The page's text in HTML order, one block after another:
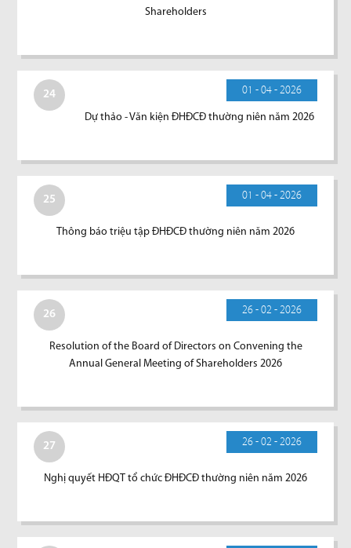
Shareholders
24 01 - 04 - 2026
Dự thảo - Văn kiện ĐHĐCĐ thường niên năm 2026
25 01 - 04 - 2026
Thông báo triệu tập ĐHĐCĐ thường niên năm 2026
26 26 - 02 - 2026
Resolution of the Board of Directors on Convening the
Annual General Meeting of Shareholders 2026
27 26 - 02 - 2026
Nghị quyết HĐQT tổ chức ĐHĐCĐ thường niên năm 2026